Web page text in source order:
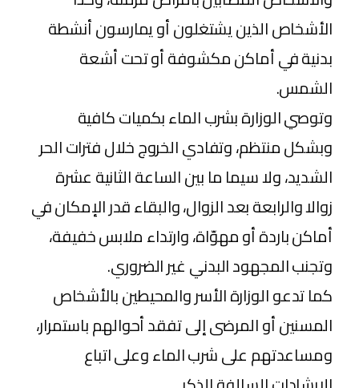
الأشخاص الذين يشتغلون أو يمارسون أنشطة
بدنية في أماكن مكشوفة أو تحت أشعة
الشمس.
وتوصي الوزارة بشرب الماء بكميات كافية
وبشكل منتظم، وتفادي الخروج خلال فترات الحر
الشديد، ولا سيما ما بين الساعة الثانية عشرة
زوالا والرابعة بعد الزوال، والبقاء قدر الإمكان في
أماكن باردة أو مهوّاة، وارتداء ملابس خفيفة،
وتجنب المجهود البدني غير الضروري.
كما تدعو الوزارة الأسر والمحيطين بالأشخاص
المسنين أو المرضى إلى تفقد أحوالهم باستمرار،
ومساعدتهم على شرب الماء وعلى اتباع